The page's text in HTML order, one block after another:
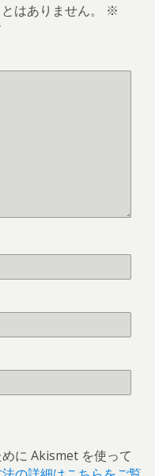
はありません。
※
に Akismet を使って